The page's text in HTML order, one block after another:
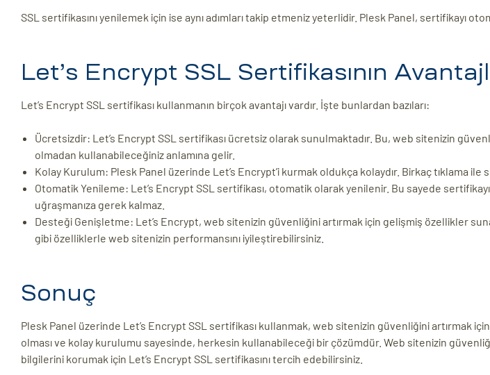
SSL sertifikasını yenilemek için ise aynı adımları takip etmeniz yeterlidir. Plesk Panel, sertifikayı
Let’s Encrypt SSL Sertifikasının
Let’s Encrypt SSL sertifikası kullanmanın birçok avantajı vardır. İşte bunlardan bazıları:
Ücretsizdir: Let’s Encrypt SSL sertifikası ücretsiz olarak sunulmaktadır. Bu, web sitenizin
olmadan kullanabileceğiniz anlamına gelir.
Kolay Kurulum: Plesk Panel üzerinde Let’s Encrypt’i kurmak oldukça kolaydır. Birkaç tıklama
Otomatik Yenileme: Let’s Encrypt SSL sertifikası, otomatik olarak yenilenir. Bu sayede
uğraşmanıza gerek kalmaz.
Desteği Genişletme: Let’s Encrypt, web sitenizin güvenliğini artırmak için gelişmiş özellikler
gibi özelliklerle web sitenizin performansını iyileştirebilirsiniz.
Sonuç
Plesk Panel üzerinde Let’s Encrypt SSL sertifikası kullanmak, web sitenizin güvenliğini artırmak
olması ve kolay kurulumu sayesinde, herkesin kullanabileceği bir çözümdür. Web sitenizin
bilgilerini korumak için Let’s Encrypt SSL sertifikasını tercih edebilirsiniz.